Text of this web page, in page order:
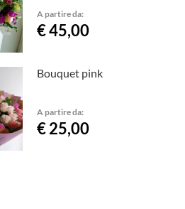
A partire da:
€ 45,00
Bouquet pink
A partire da:
€ 25,00